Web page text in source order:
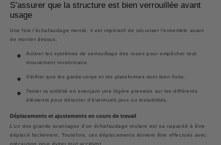
S’assurer que la structure est bien verrouillée avant
usage
Une fois l’échafaudage monté, il est impératif de sécuriser l’ensemble avant
de monter dessus.
Activer les systèmes de verrouillage des roues pour empêcher tout
mouvement involontaire.
Vérifier que les garde-corps et les plateformes sont bien fixés.
Tester la solidité en exerçant une légère pression sur les différents
éléments pour détecter d’éventuels jeux ou instabilités.
Déplacements et ajustements en cours de travail
L’un des grands avantages d’un échafaudage roulant est sa capacité à être
déplacé facilement. Toutefois, ces déplacements doivent être effectués avec
précaution pour éviter tout accident.